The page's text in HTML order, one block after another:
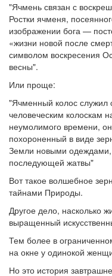
"Ячмень связан с
Ростки ячменя,
изображении бога —
«жизни новой после
символом воскресения
весны".
Или проще:
"Ячменный колос служил
человеческим колоскам
неумолимого времени,
похороненный в виде
Земли новыми одеждами,
последующей жатвы"
Вот такое волшебное
тайнами Природы.
Другое дело, насколько
выращенный
Тем более в
на окне у одинокой
Но это история